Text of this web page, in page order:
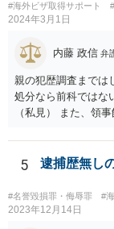
#海外ビザ取得サポート
2024年3月1日
内藤 政信 弁
親の犯歴調査までは
処分なら前科ではな
（私見） また、領
5 逮捕歴無し
#名誉毀損罪・侮辱罪 #
2023年12月14日